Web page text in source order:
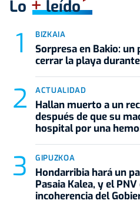
Lo +leído
BIZKAIA
Sorpresa en Bakio:
cerrar la playa
ACTUALIDAD
Hallan muerto a un
después de que su
hospital por una
GIPUZKOA
Hondarribia hará un
Pasaia Kalea, y el
incoherencia del